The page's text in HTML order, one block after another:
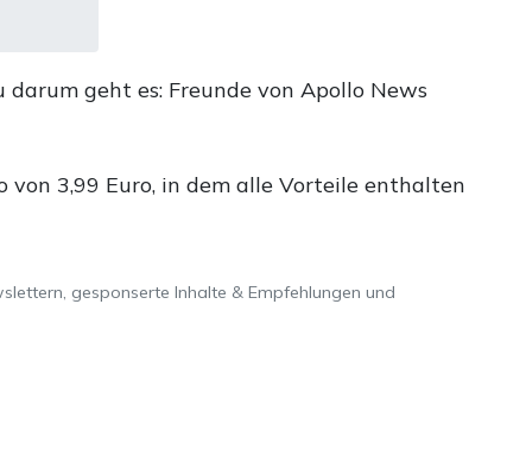
geht es: Freunde von Apollo News
von 3,99 Euro, in dem alle Vorteile enthalten
gesponserte Inhalte & Empfehlungen und